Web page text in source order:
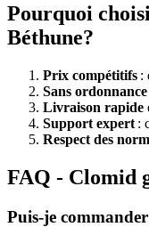
Pourquoi
Béthune?
Prix compétitifs :
Sans ordonnance
Livraison rapide
Support expert :
Respect des
FAQ - Clomid
Puis-je